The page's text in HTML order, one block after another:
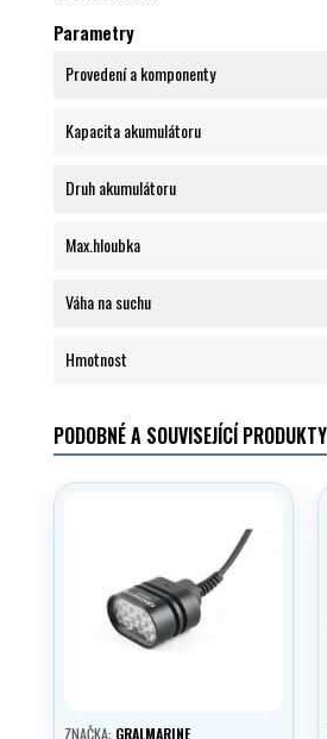
Parametry
Provedení a komponenty
Kapacita akumulátoru
Druh akumulátoru
Max.hloubka
Váha na suchu
Hmotnost
PODOBNÉ A SOUVISEJÍCÍ PRODUKTY
ZNAČKA: GRALMARINE